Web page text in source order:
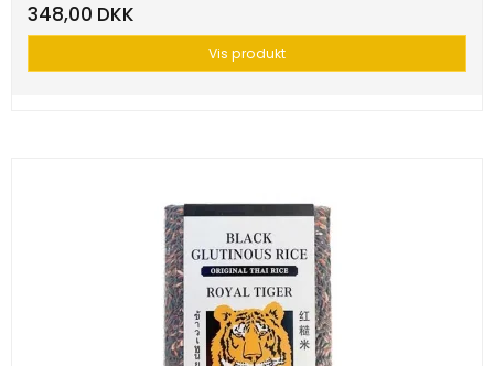
348,00 DKK
Vis produkt